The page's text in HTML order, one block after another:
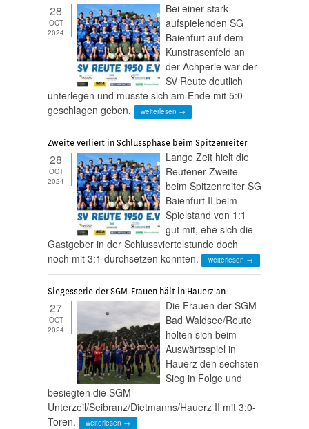
28
OCT
2024
Bei einer stark
aufspielenden SG
Baienfurt auf dem
Kunstrasenfeld an
der Achperle war der
SV Reute deutlich
unterlegen und musste sich am Ende mit 5:0
geschlagen geben.
weiterlesen →
Zweite verliert in Schlussphase beim Spitzenreiter
28
OCT
2024
Lange Zeit hielt die
Reutener Zweite
beim Spitzenreiter SG
Baienfurt II beim
Spielstand von 1:1
gut mit, ehe sich die
Gastgeber in der Schlussviertelstunde doch
noch mit 3:1 durchsetzen konnten.
weiterlesen →
Siegesserie der SGM-Frauen hält in Hauerz an
27
OCT
2024
Die Frauen der SGM
Bad Waldsee/Reute
holten sich beim
Auswärtsspiel in
Hauerz den sechsten
Sieg in Folge und
besiegten die SGM
Unterzeil/Seibranz/Dietmanns/Hauerz II mit 3:0-
Toren.
weiterlesen →